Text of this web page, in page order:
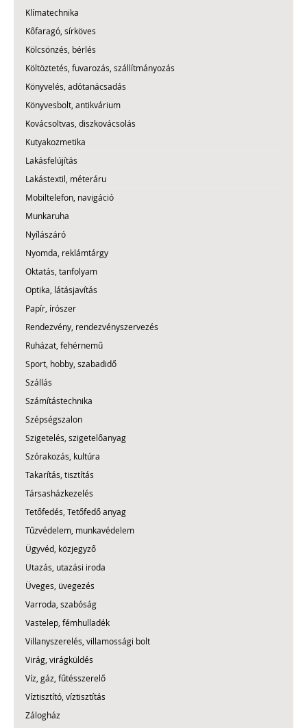
Klímatechnika
Kőfaragó, sírköves
Kölcsönzés, bérlés
Költöztetés, fuvarozás, szállítmányozás
Könyvelés, adótanácsadás
Könyvesbolt, antikvárium
Kovácsoltvas, diszkovácsolás
Kutyakozmetika
Lakásfelújítás
Lakástextil, méteráru
Mobiltelefon, navigáció
Munkaruha
Nyílászáró
Nyomda, reklámtárgy
Oktatás, tanfolyam
Optika, látásjavítás
Papír, írószer
Rendezvény, rendezvényszervezés
Ruházat, fehérnemű
Sport, hobby, szabadidő
Szállás
Számítástechnika
Szépségszalon
Szigetelés, szigetelőanyag
Szórakozás, kultúra
Takarítás, tisztítás
Társasházkezelés
Tetőfedés, Tetőfedő anyag
Tűzvédelem, munkavédelem
Ügyvéd, közjegyző
Utazás, utazási iroda
Üveges, üvegezés
Varroda, szabóság
Vastelep, fémhulladék
Villanyszerelés, villamossági bolt
Virág, virágküldés
Víz, gáz, fűtésszerelő
Víztisztító, víztisztítás
Zálogház